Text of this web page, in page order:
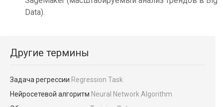
Data).
Другие термины
Задача регрессии Regression Task
Нейросетевой алгоритм Neural Network Algorithm